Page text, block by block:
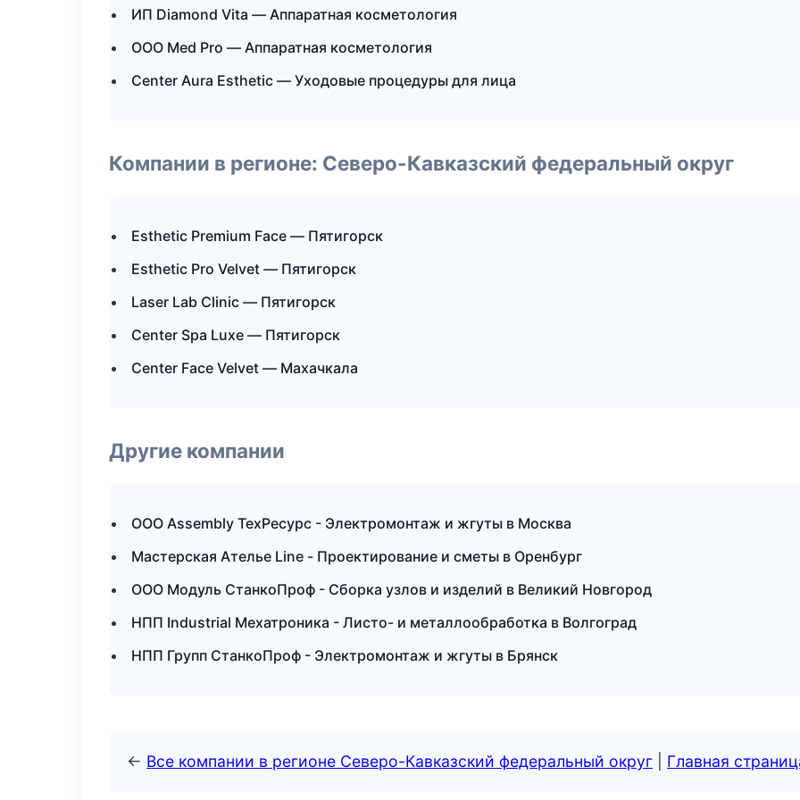
ИП Diamond Vita — Аппаратная косметология
ООО Med Pro — Аппаратная косметология
Center Aura Esthetic — Уходовые процедуры для лица
Компании в регионе: Северо-Кавказский федеральный округ
Esthetic Premium Face — Пятигорск
Esthetic Pro Velvet — Пятигорск
Laser Lab Clinic — Пятигорск
Center Spa Luxe — Пятигорск
Center Face Velvet — Махачкала
Другие компании
ООО Assembly ТехРесурс - Электромонтаж и жгуты в Москва
Мастерская Ателье Line - Проектирование и сметы в Оренбург
ООО Модуль СтанкоПроф - Сборка узлов и изделий в Великий Новгород
НПП Industrial Мехатроника - Листо- и металлообработка в Волгоград
НПП Групп СтанкоПроф - Электромонтаж и жгуты в Брянск
← Все компании в регионе Северо-Кавказский федеральный округ Главная